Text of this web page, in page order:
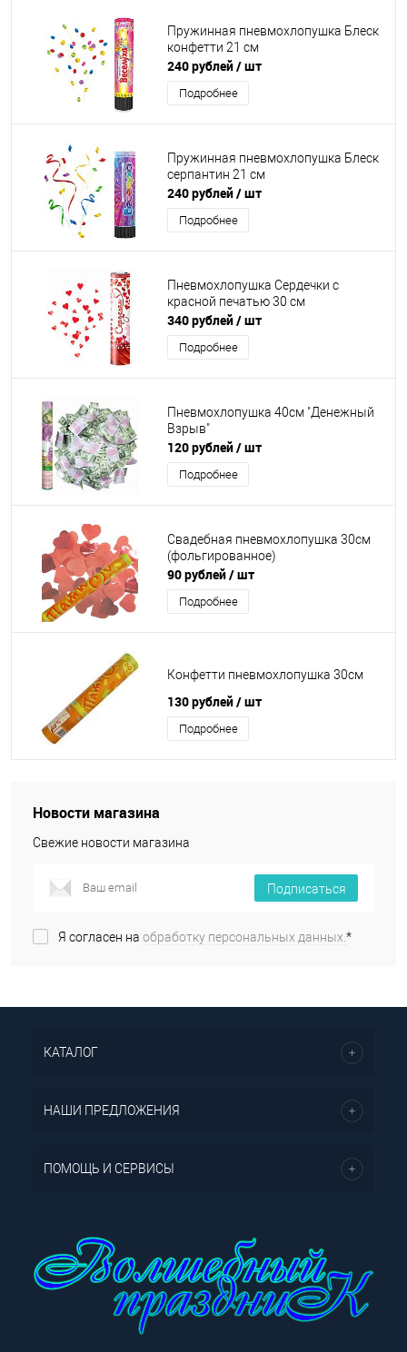
Пружинная пневмохлопушка Блеск
конфетти 21 см
240 рублей/ шт
Подробнее
Пружинная пневмохлопушка Блеск
серпантин 21 см
240 рублей/ шт
Подробнее
Пневмохлопушка Сердечки с
красной печатью 30 см
340 рублей/ шт
Подробнее
Пневмохлопушка 40см "Денежный
Взрыв"
120 рублей/ шт
Подробнее
Свадебная пневмохлопушка 30см
(фольгированное)
90 рублей/ шт
Подробнее
Конфетти пневмохлопушка 30см
130 рублей/ шт
Подробнее
Новости магазина
Свежие новости магазина
Подписаться
Я согласен на обработку персональных данных.*
КАТАЛОГ
НАШИ ПРЕДЛОЖЕНИЯ
ПОМОЩЬ И СЕРВИСЫ